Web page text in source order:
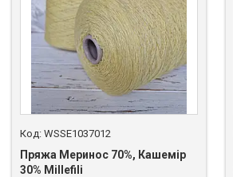
WSSE1037012
Пряжа Меринос 70%, Кашемір
30% Millefili